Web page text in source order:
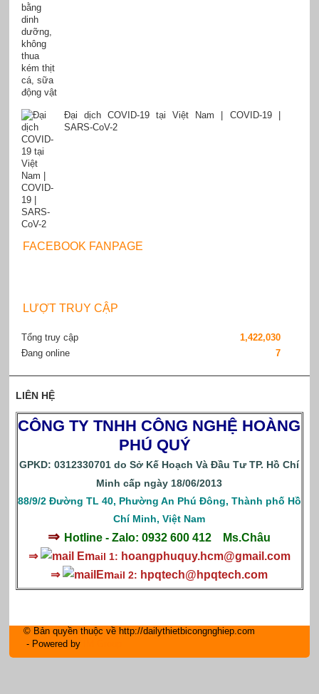
Đại dịch COVID-19 tại Việt Nam | COVID-19 |
SARS-CoV-2
FACEBOOK FANPAGE
LƯỢT TRUY CẬP
Tổng truy cập
1,422,030
Đang online
7
LIÊN HỆ
CÔNG TY TNHH CÔNG NGHỆ HOÀNG
PHÚ QUÝ
GPKD: 0312330701 do Sở Kế Hoạch Và Đầu Tư TP. Hồ Chí
Minh cấp ngày 18/06/2013
88/9/2 Đường TL 40, Phường An Phú Đông, Thành phố Hồ
Chí Minh, Việt Nam
⇒ Hotline - Zalo: 0932 600 412
Ms.Châu
⇒
Email 1: hoangphuquy.hcm@gmail.com
⇒
Email 2: hpqtech@hpqtech.com
© Bản quyền thuộc về http://dailythietbicongnghiep.com
- Powered by